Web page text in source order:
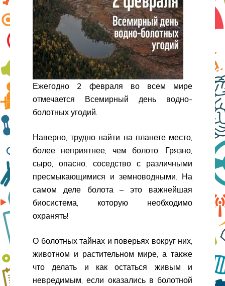
Ежегодно 2 февраля во всем мире
отмечается Всемирный день водно-
болотных угодий.
Наверно, трудно найти на планете место,
более неприятнее, чем болото. Грязно,
сыро, опасно, соседство с различными
пресмыкающимися и земноводными. На
самом деле болота – это важнейшая
биосистема, которую необходимо
охранять!
О болотных тайнах и поверьях вокруг них,
животном и растительном мире, а также
что делать и как остаться живым и
невредимым, если оказались в болотной